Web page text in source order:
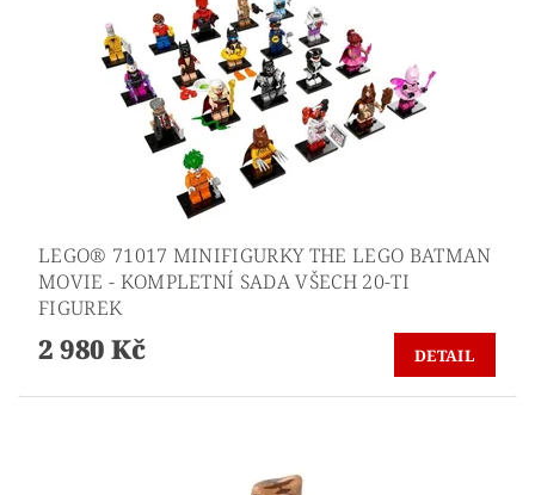
LEGO® 71017 MINIFIGURKY THE LEGO BATMAN
MOVIE - KOMPLETNÍ SADA VŠECH 20-TI
FIGUREK
2 980 Kč DETAIL